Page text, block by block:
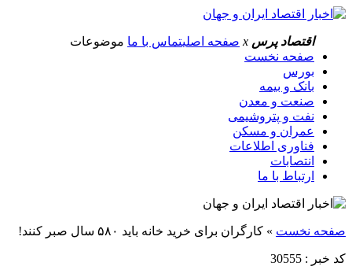
اقتصاد پرس x صفحه اصلیتماس با ما موضوعات
صفحه نخست
بورس
بانک و بیمه
صنعت و معدن
نفت و پتروشیمی
عمران و مسکن
فناوری اطلاعات
انتصابات
ارتباط با ما
صفحه نخست » کارگران برای خرید خانه باید ۵۸۰ سال صبر کنند!
کد خبر : 30555